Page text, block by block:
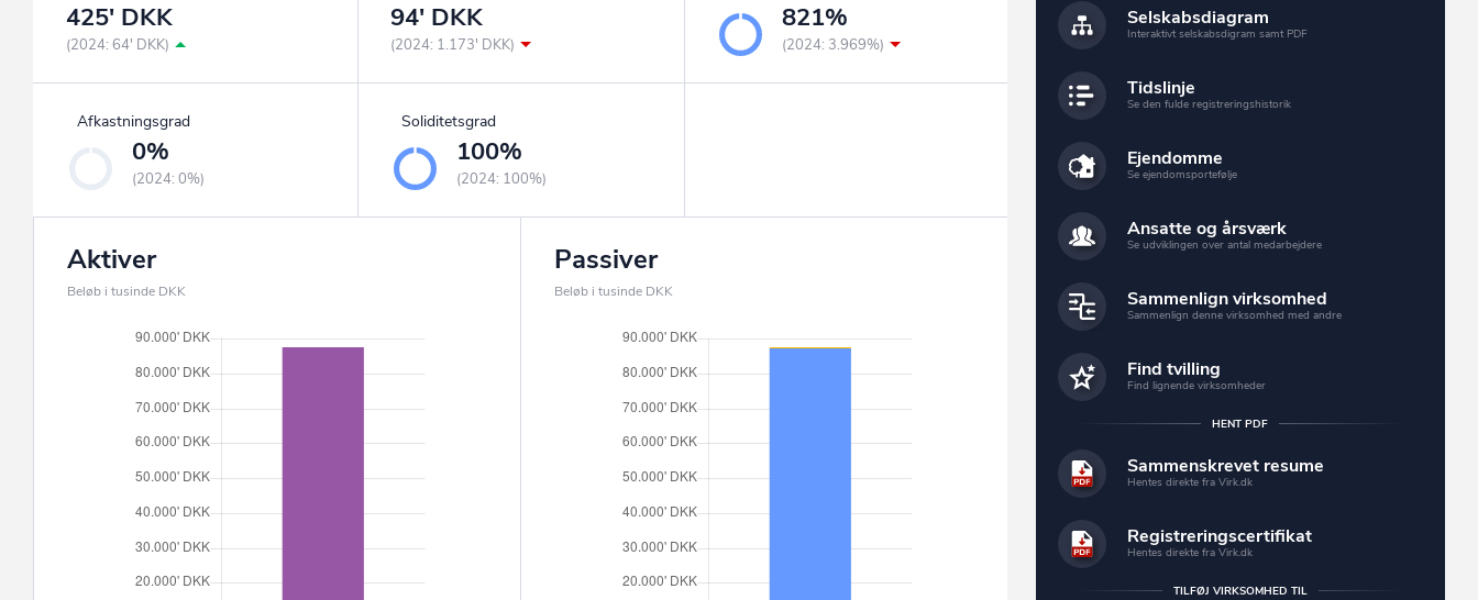
425' DKK
(2024: 64' DKK)
94' DKK
(2024: 1.173' DKK)
821%
(2024: 3.969%)
Afkastningsgrad
0%
(2024: 0%)
Soliditetsgrad
100%
(2024: 100%)
Aktiver
Beløb i tusinde DKK
Passiver
Beløb i tusinde DKK
Selskabsdiagram
Interaktivt selskabsdigram samt PDF
Tidslinje
Se den fulde registreringshistorik
Ejendomme
Se ejendomsportefølje
Ansatte og årsværk
Se udviklingen over antal medarbejdere
Sammenlign virksomhed
Sammenlign denne virksomhed med andre
Find tvilling
Find lignende virksomheder
HENT PDF
Sammenskrevet resume
Hentes direkte fra Virk.dk
Registreringscertifikat
Hentes direkte fra Virk.dk
TILFØJ VIRKSOMHED TIL